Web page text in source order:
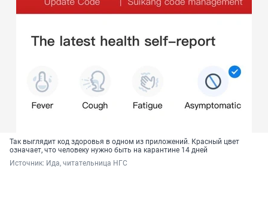
Так выглядит код здоровья в одном из приложений. Красный цвет
означает, что человеку нужно быть на карантине 14 дней
Источник: Ида, читательница НГС